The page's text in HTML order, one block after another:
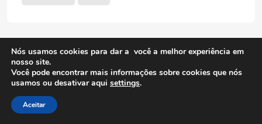
Publicidade
Nós usamos cookies para dar a você a melhor experiência em
nosso site.
Você pode encontrar mais informações sobre cookies que nós
usamos ou desativar aqui settings.
Aceitar